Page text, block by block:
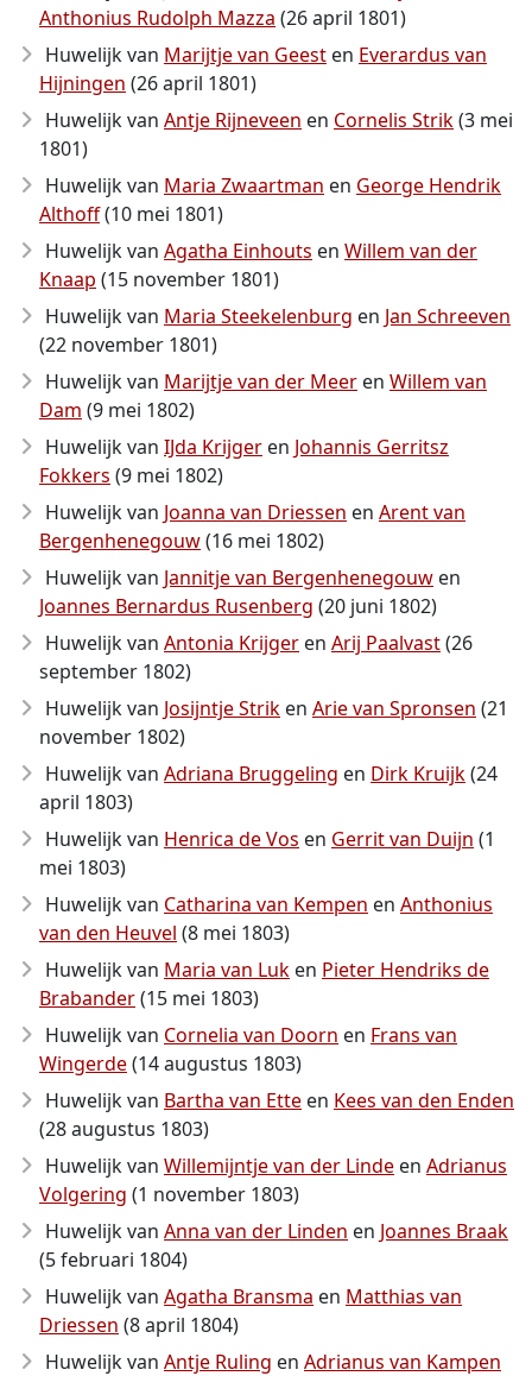
Anthonius Rudolph Mazza (26 april 1801)
Huwelijk van Marijtje van Geest en Everardus van
Hijningen (26 april 1801)
Huwelijk van Antje Rijneveen en Cornelis Strik(3 mei
1801)
Huwelijk van Maria Zwaartman en George Hendrik
Althoff(10 mei 1801)
Huwelijk van Agatha Einhouts en Willem van der
Knaap (15 november 1801)
Huwelijk van Maria Steekelenburg en Jan Schreeven
(22 november 1801)
Huwelijk van Marijtje van der Meer en Willem van
Dam (9 mei 1802)
Huwelijk van IJda Krijger en Johannis Gerritsz
Fokkers (9 mei 1802)
Huwelijk van Joanna van Driessen en Arent van
Bergenhenegouw(16 mei 1802)
Huwelijk van Jannitje van Bergenhenegouw en
Joannes Bernardus Rusenberg (20 juni 1802)
Huwelijk van Antonia Krijger en Arij Paalvast(26
september 1802)
Huwelijk van Josijntje Strik en Arie van Spronsen (21
november 1802)
Huwelijk van Adriana Bruggeling en Dirk Kruijk(24
april 1803)
Huwelijk van Henrica de Vos en Gerrit van Duijn (1
mei 1803)
Huwelijk van Catharina van Kempen en Anthonius
van den Heuvel (8 mei 1803)
Huwelijk van Maria van Luk en Pieter Hendriks de
Brabander(15 mei 1803)
Huwelijk van Cornelia van Doorn en Frans van
Wingerde(14 augustus 1803)
Huwelijk van Bartha van Ette en Kees van den Enden
(28 augustus 1803)
Huwelijk van Willemijntje van der Linde en Adrianus
Volgering (1 november 1803)
Huwelijk van Anna van der Linden en Joannes Braak
(5 februari 1804)
Huwelijk van Agatha Bransma en Matthias van
Driessen (8 april 1804)
Huwelijk van Antje Ruling en Adrianus van Kampen